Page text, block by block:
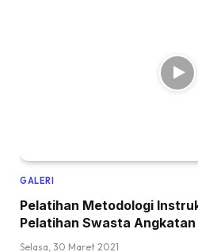
GALERI
Pelatihan Metodologi
Pelatihan Swasta Angkatan
Selasa, 30 Maret 2021